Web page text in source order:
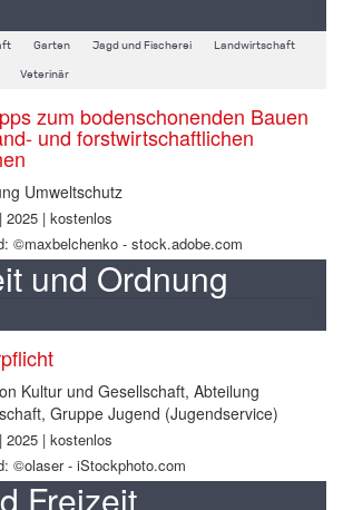
Garten Jagd und Fischerei Landwirtschaft
Veterinär
zum bodenschonenden Bauen
und forstwirtschaftlichen
Umweltschutz
2025 | kostenlos
©maxbelchenko - stock.adobe.com
und Ordnung
Kultur und Gesellschaft, Abteilung
Gruppe Jugend (Jugendservice)
2025 | kostenlos
©olaser - iStockphoto.com
Freizeit